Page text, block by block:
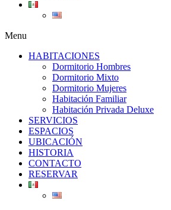
Menu
HABITACIONES
Dormitorio Hombres
Dormitorio Mixto
Dormitorio Mujeres
Habitación Familiar
Habitación Privada Deluxe
SERVICIOS
ESPACIOS
UBICACIÓN​
HISTORIA
CONTACTO
RESERVAR